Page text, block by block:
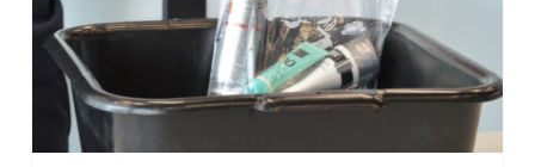
de
security:
handige
tips